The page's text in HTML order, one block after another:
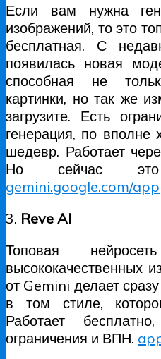
Если вам нужна
изображений, то это
бесплатная. С
появилась новая
способная не
картинки, но так же
загрузите. Есть
генерация, по вполне
шедевр. Работает
Но сейчас
gemini.google.com/app
3. Reve AI
Топовая
высококачественных
от Gemini делает
в том стиле,
Работает
ограничения и ВПН.